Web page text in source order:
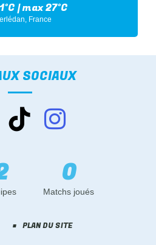
C | max27°C
France
SOCIAUX
0
Matchs joués
PLAN DU SITE